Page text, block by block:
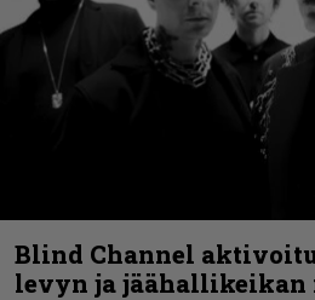
Blind Channel
levyn ja jäähallikeikan